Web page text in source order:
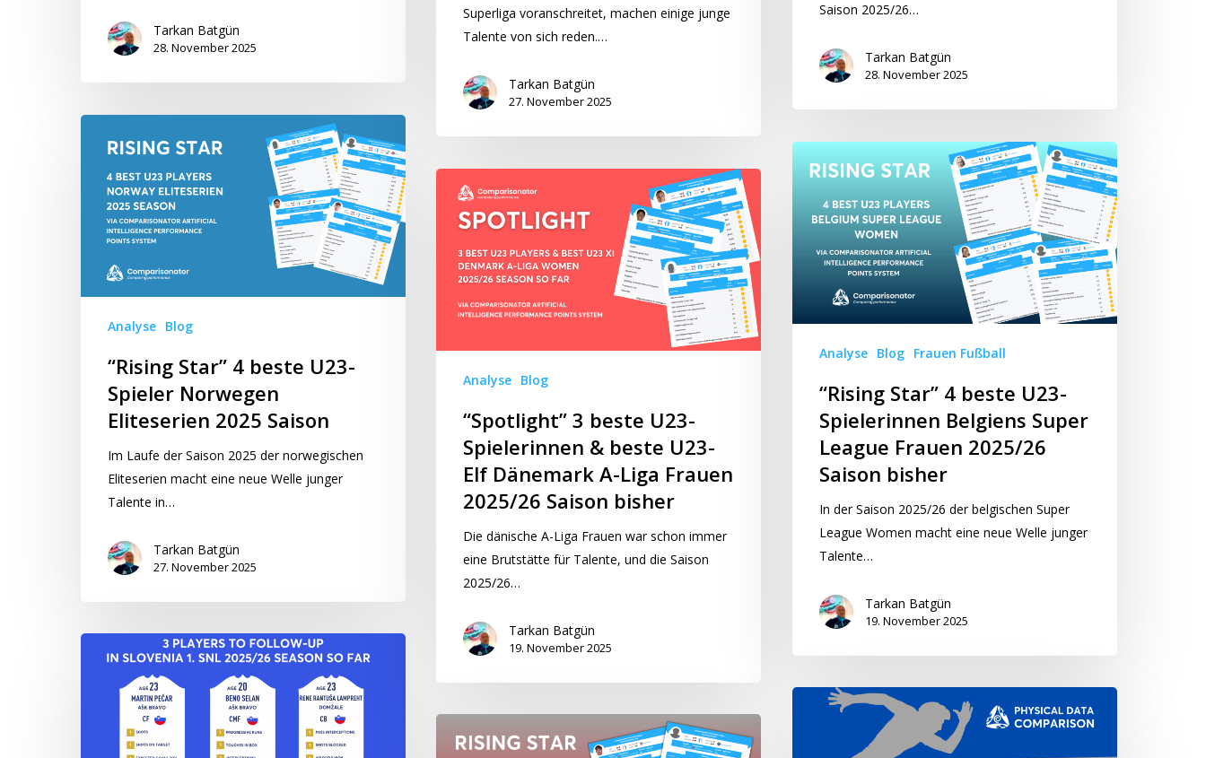
Tarkan Batgün
28. November 2025
Saison 2025/26…
Tarkan Batgün
28. November 2025
Superliga voranschreitet, machen einige junge
Talente von sich reden.…
Tarkan Batgün
27. November 2025
beste
U23-
Spieler
Norwegen
SaisonAnalyse Blog
“Rising Star” 4 beste U23-
Spieler Norwegen
Eliteserien 2025 Saison
Im Laufe der Saison 2025 der norwegischen
Eliteserien macht eine neue Welle junger
Talente in…
Tarkan Batgün
27. November 2025
Star”
beste
Spielerinnen
Belgiens
Frauen
2025/26
bisher
Analyse Blog Frauen Fußball
“Rising Star” 4 beste U23-
Spielerinnen Belgiens Super
League Frauen 2025/26
Saison bisher
In der Saison 2025/26 der belgischen Super
League Women macht eine neue Welle junger
Talente…
Tarkan Batgün
19. November 2025
beste
U23-
Spielerinnen
beste
Dänemark
Frauen
2025/26
Saison
bisher
Analyse Blog
“Spotlight” 3 beste U23-
Spielerinnen & beste U23-
Elf Dänemark A-Liga Frauen
2025/26 Saison bisher
Die dänische A-Liga Frauen war schon immer
eine Brutstätte für Talente, und die Saison
2025/26…
Tarkan Batgün
19. November 2025
Spieler,
“Spotlight”
Star”